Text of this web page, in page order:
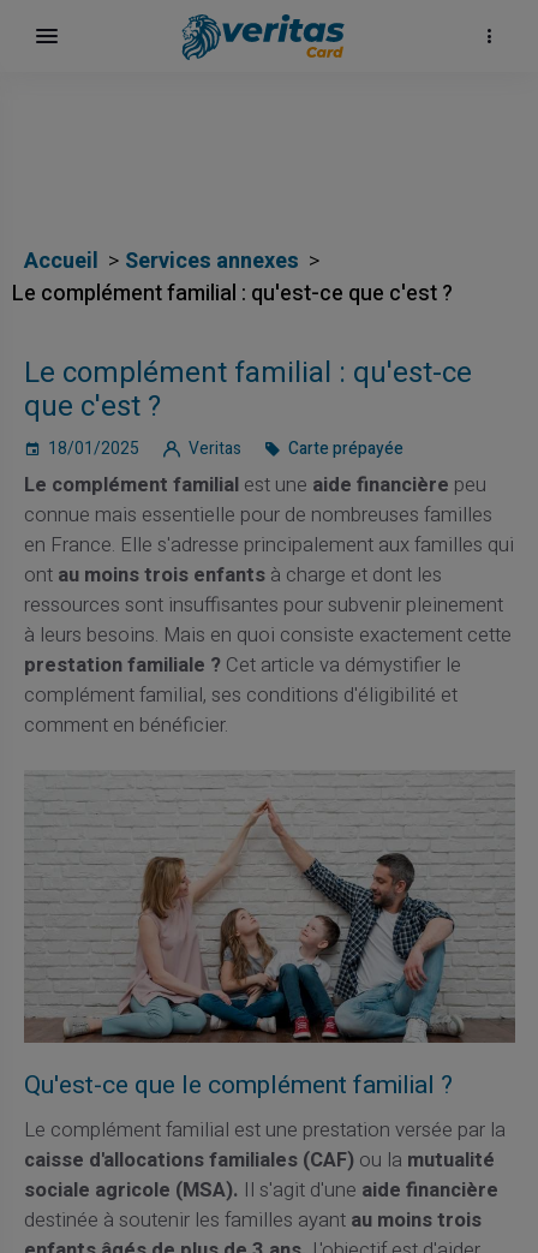
Accueil
Services annexes
Le complément familial : qu'est-ce que c'est ?
Le complément familial : qu'est-ce
que c'est ?
18/01/2025 Veritas Carte prépayée
Le complément familialest une aide financière peu
connue mais essentielle pour de nombreuses familles
en France. Elle s'adresse principalement aux familles qui
ont au moins trois enfantsà charge et dont les
ressources sont insuffisantes pour subvenir pleinement
à leurs besoins. Mais en quoi consiste exactement cette
prestation familiale ?Cet article va démystifier le
complément familial, ses conditions d'éligibilité et
comment en bénéficier.
Qu'est-ce que le complément familial ?
Le complément familial est une prestation versée par la
caisse d'allocations familiales (CAF)ou la mutualité
sociale agricole (MSA). Il s'agit d'une aide financière
destinée à soutenir les familles ayant au moins trois